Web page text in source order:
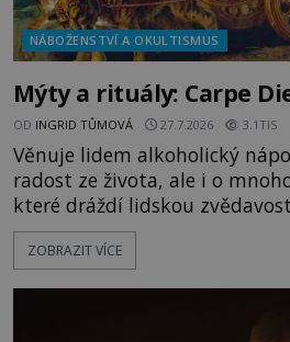
NÁBOŽENSTVÍ A OKULTISMUS
Mýty a rituály: Carpe
OD INGRID TŮMOVÁ 27.7.2026 3.1TIS
Věnuje lidem alkoholický
radost ze života, ale i o
které dráždí lidskou
doopravdy představuje bůh,
Bakchus? Mytologický příběh řeckého boha
ZOBRAZIT VÍCE